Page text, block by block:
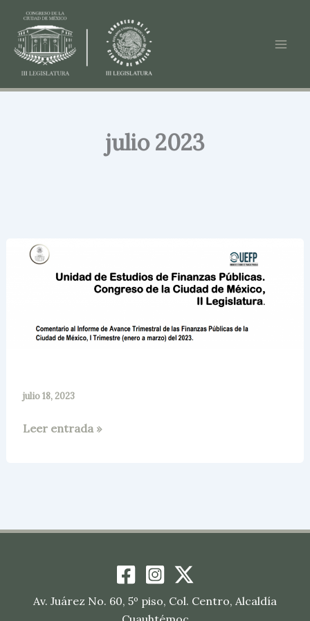
contenido
julio 2023
julio 18, 2023
Leer entrada »
Av. Juárez No. 60, 5º piso, Col. Centro, Alcaldía